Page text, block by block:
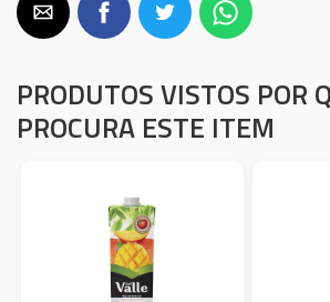
PRODUTOS VISTOS POR
PROCURA ESTE ITEM